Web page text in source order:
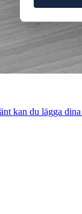
kan du lägga